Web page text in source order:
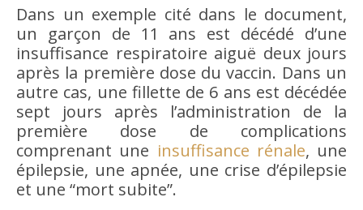
Dans un exemple cité dans le document,
un garçon de 11 ans est décédé d’une
insuffisance respiratoire aiguë deux jours
après la première dose du vaccin. Dans un
autre cas, une fillette de 6 ans est décédée
sept jours après l’administration de la
première dose de complications
comprenant une insuffisance rénale, une
épilepsie, une apnée, une crise d’épilepsie
et une “mort subite”.